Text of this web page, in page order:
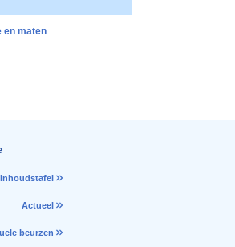
en maten
Inhoudstafel
Actueel
beurzen